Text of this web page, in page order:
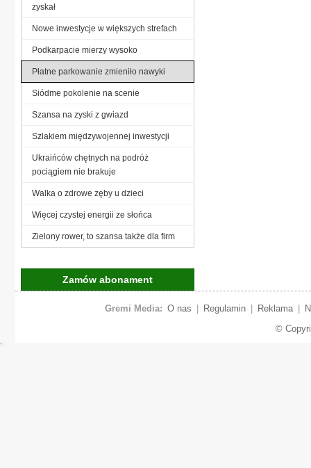
zyskał
Nowe inwestycje w większych strefach
Podkarpacie mierzy wysoko
Płatne parkowanie zmieniło nawyki
Siódme pokolenie na scenie
Szansa na zyski z gwiazd
Szlakiem międzywojennej inwestycji
Ukraińców chętnych na podróż
pociągiem nie brakuje
Walka o zdrowe zęby u dzieci
Więcej czystej energii ze słońca
Zielony rower, to szansa także dla firm
Zamów abonament
Gremi Media: O nas Regulamin Reklama
©